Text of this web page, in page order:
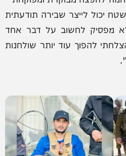
יכול לייצר שבירה תודעתית
מפסיק לחשוב על דבר אחד
להפוך עוד יותר שולחנות